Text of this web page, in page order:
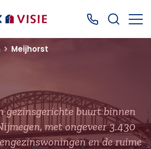
Bel ons: 0499
Meijhorst
gezinsgerichte buurt binnen
met ongeveer 3.430
en de ruime